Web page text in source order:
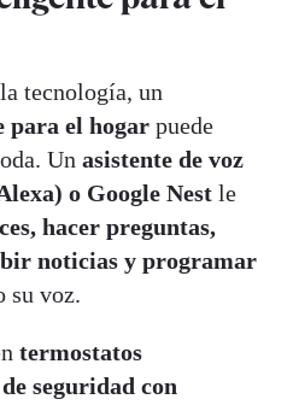
tecnología, un
para el hogar puede
Un asistente de voz
o Google Nest le
hacer preguntas,
noticias y programar
su voz.
termostatos
seguridad con